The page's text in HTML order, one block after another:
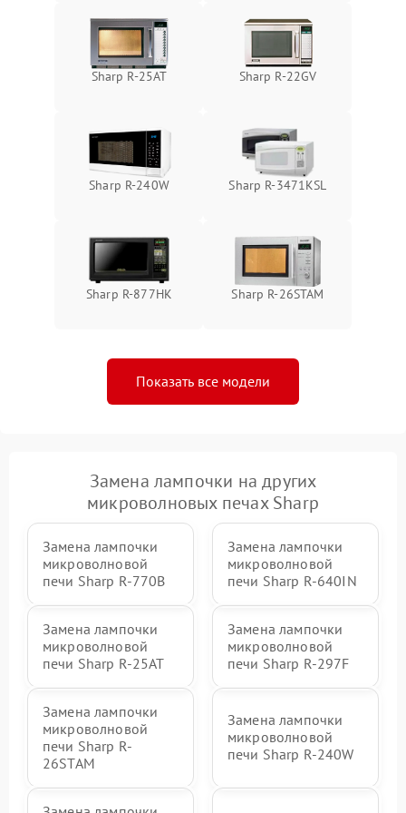
Sharp R-25AT Sharp R-22GV
Sharp R-240W Sharp R-3471KSL
Sharp R-877HK Sharp R-26STAM
Показать все модели
Замена лампочки на других
микроволновых печах Sharp
Замена лампочки
микроволновой
печи Sharp R-770B
Замена лампочки
микроволновой
печи Sharp R-640IN
Замена лампочки
микроволновой
печи Sharp R-25AT
Замена лампочки
микроволновой
печи Sharp R-297F
Замена лампочки
микроволновой
печи Sharp R-
26STAM
Замена лампочки
микроволновой
печи Sharp R-240W